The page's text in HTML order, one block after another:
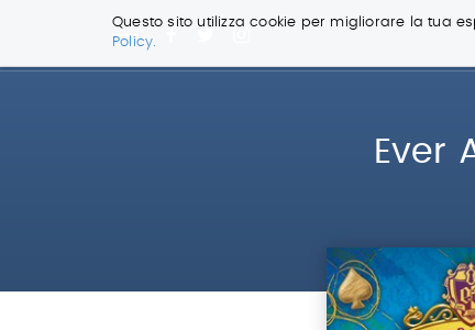
Questo sito utilizza cookie per migliorare la tua
Policy.
Ever